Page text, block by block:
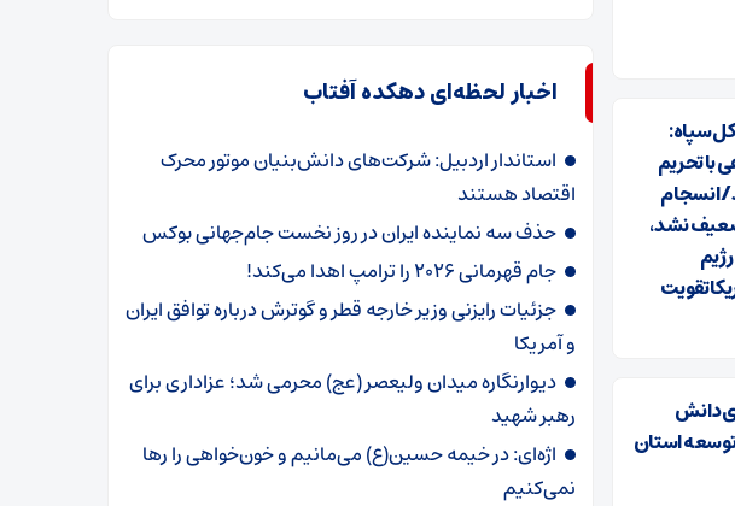
سپاه:
با تحریم
انسجام
نشد،
تقویت
دانش
توسعه استان
اخبار لحظه‌ای دهکده آفتاب
استاندار اردبیل: شرکت‌های دانش‌بنیان موتور محرک
اقتصاد هستند
حذف سه نماینده ایران در روز نخست جام‌جهانی بوکس
جام قهرمانی ۲۰۲۶ را ترامپ اهدا می‌کند!
جزئیات رایزنی وزیر خارجه قطر و گوترش درباره توافق ایران
و آمریکا
دیوارنگاره میدان ولیعصر (عج) محرمی شد؛ عزاداری برای
رهبر شهید
اژه‌ای: در خیمه حسین(ع) می‌مانیم و خون‌خواهی را رها
نمی‌کنیم